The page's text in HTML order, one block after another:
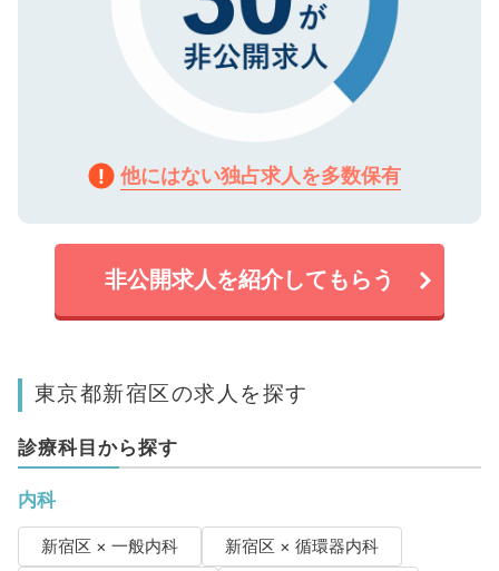
他にはない独占求人を多数保有
非公開求人を紹介してもらう
東京都新宿区の求人を探す
診療科目から探す
内科
新宿区 × 一般内科 新宿区 × 循環器内科